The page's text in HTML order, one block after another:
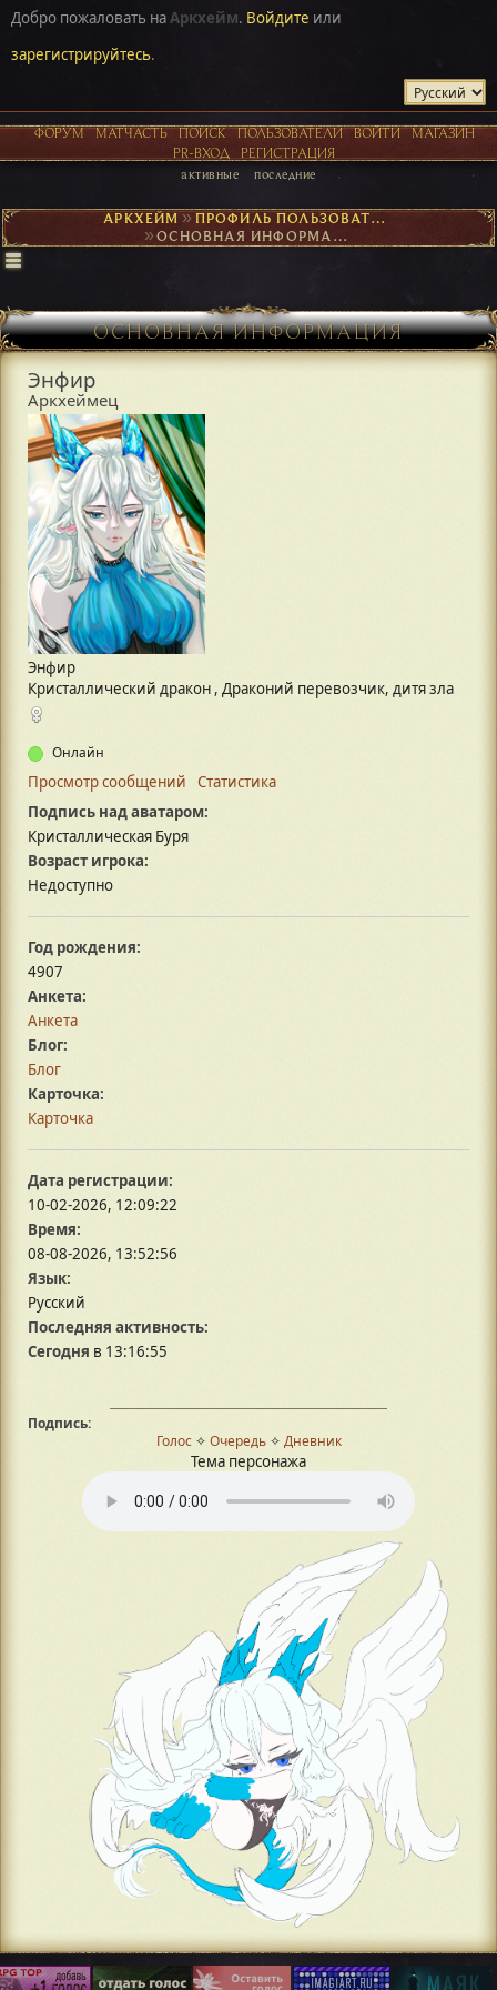
Добро пожаловать наАркхейм. Войдите или
зарегистрируйтесь.
ФОРУМ МАТЧАСТЬ ПОИСК ПОЛЬЗОВАТЕЛИ ВОЙТИ
МАГАЗИН
PR-ВХОД
РЕГИСТРАЦИЯ
активные последние
АРКХЕЙМ► ПРОФИЛЬ ПОЛЬЗОВАТЕЛЯ ЭНФИР
► ОСНОВНАЯ ИНФОРМАЦИЯ
ОСНОВНАЯ ИНФОРМАЦИЯ
Энфир
Аркхеймец
Энфир
Кристаллический дракон , Драконий перевозчик, дитя зла
Онлайн
Просмотр сообщений
Статистика
Подпись над аватаром:
Кристаллическая Буря
Возраст игрока:
Недоступно
Год рождения:
4907
Анкета:
Анкета
Блог:
Блог
Карточка:
Карточка
Дата регистрации:
10-02-2026, 12:09:22
Время:
08-08-2026, 13:52:56
Язык:
Русский
Последняя активность:
Сегодня в 13:16:55
Подпись:
Голос✧ Очередь✧ Дневник